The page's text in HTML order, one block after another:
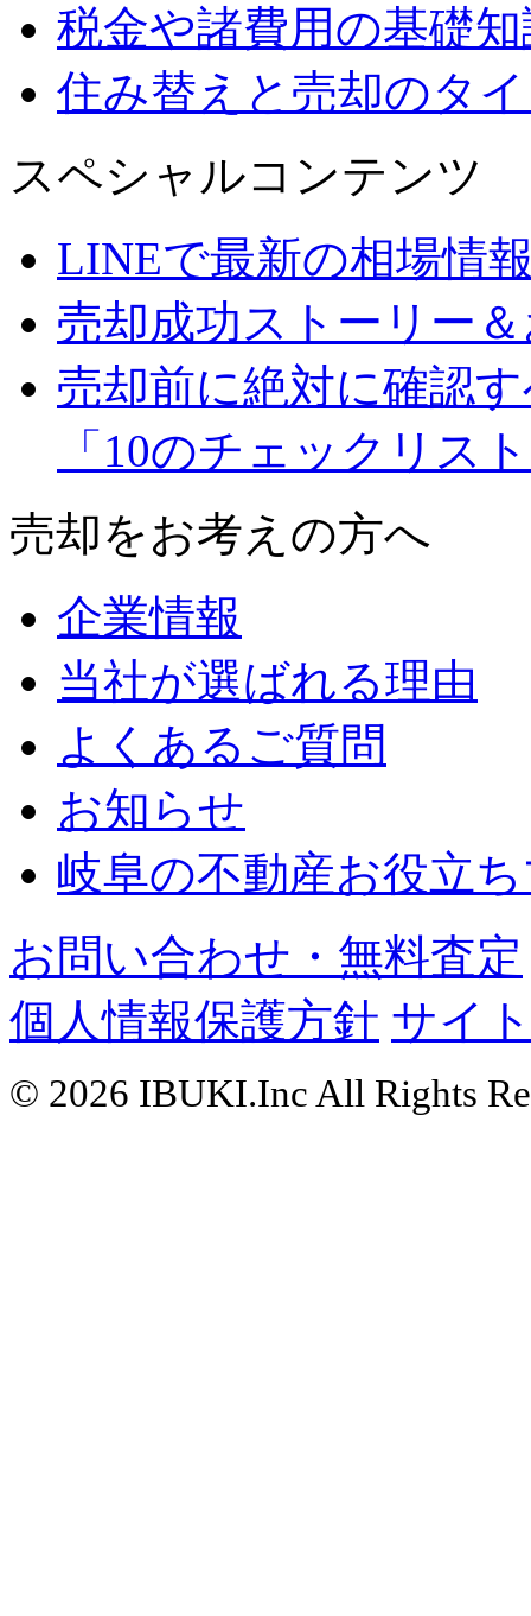
税金や諸費用の基礎
住み替えと売却のタ
スペシャルコンテンツ
LINEで最新の相場情
売却成功ストーリー
売却前に絶対に確認
「10のチェックリス
売却をお考えの方へ
企業情報
当社が選ばれる理由
よくあるご質問
お知らせ
岐阜の不動産お役立
お問い合わせ・無料査定
個人情報保護方針 サイ
© 2026 IBUKI.Inc All Rights